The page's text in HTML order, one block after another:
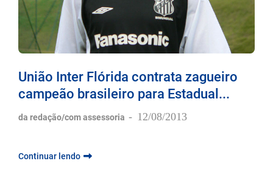
União Inter Flórida contrata zagueiro
campeão brasileiro para Estadual...
da redação/com assessoria - 12/08/2013
Continuar lendo